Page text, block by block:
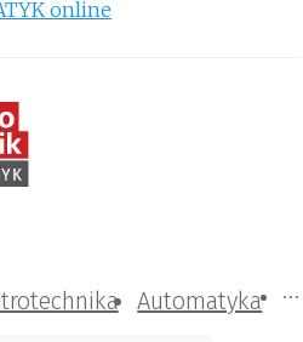
Automatyka
online